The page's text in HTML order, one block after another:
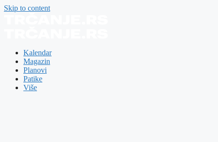
Skip to content
Kalendar
Magazin
Planovi
Patike
Više